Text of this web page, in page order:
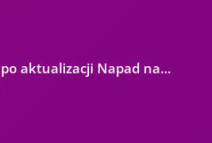
aktualizacji Napad na...